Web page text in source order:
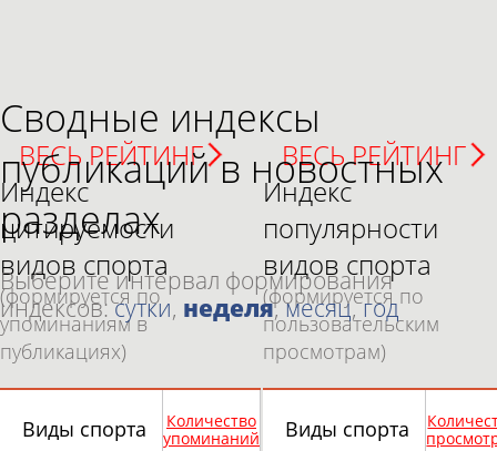
Сводные индексы
публикаций в новостных
разделах
Выберите интервал формирования
индексов:сутки, неделя,месяц,год
ВЕСЬ РЕЙТИНГ
Индекс
цитируемости
видов спорта
(формируется по
упоминаниям в
публикациях)
Виды спорта
Количество
упоминаний
ВЕСЬ РЕЙТИНГ
Индекс
популярности
видов спорта
(формируется по
пользовательским
просмотрам)
Виды спорта